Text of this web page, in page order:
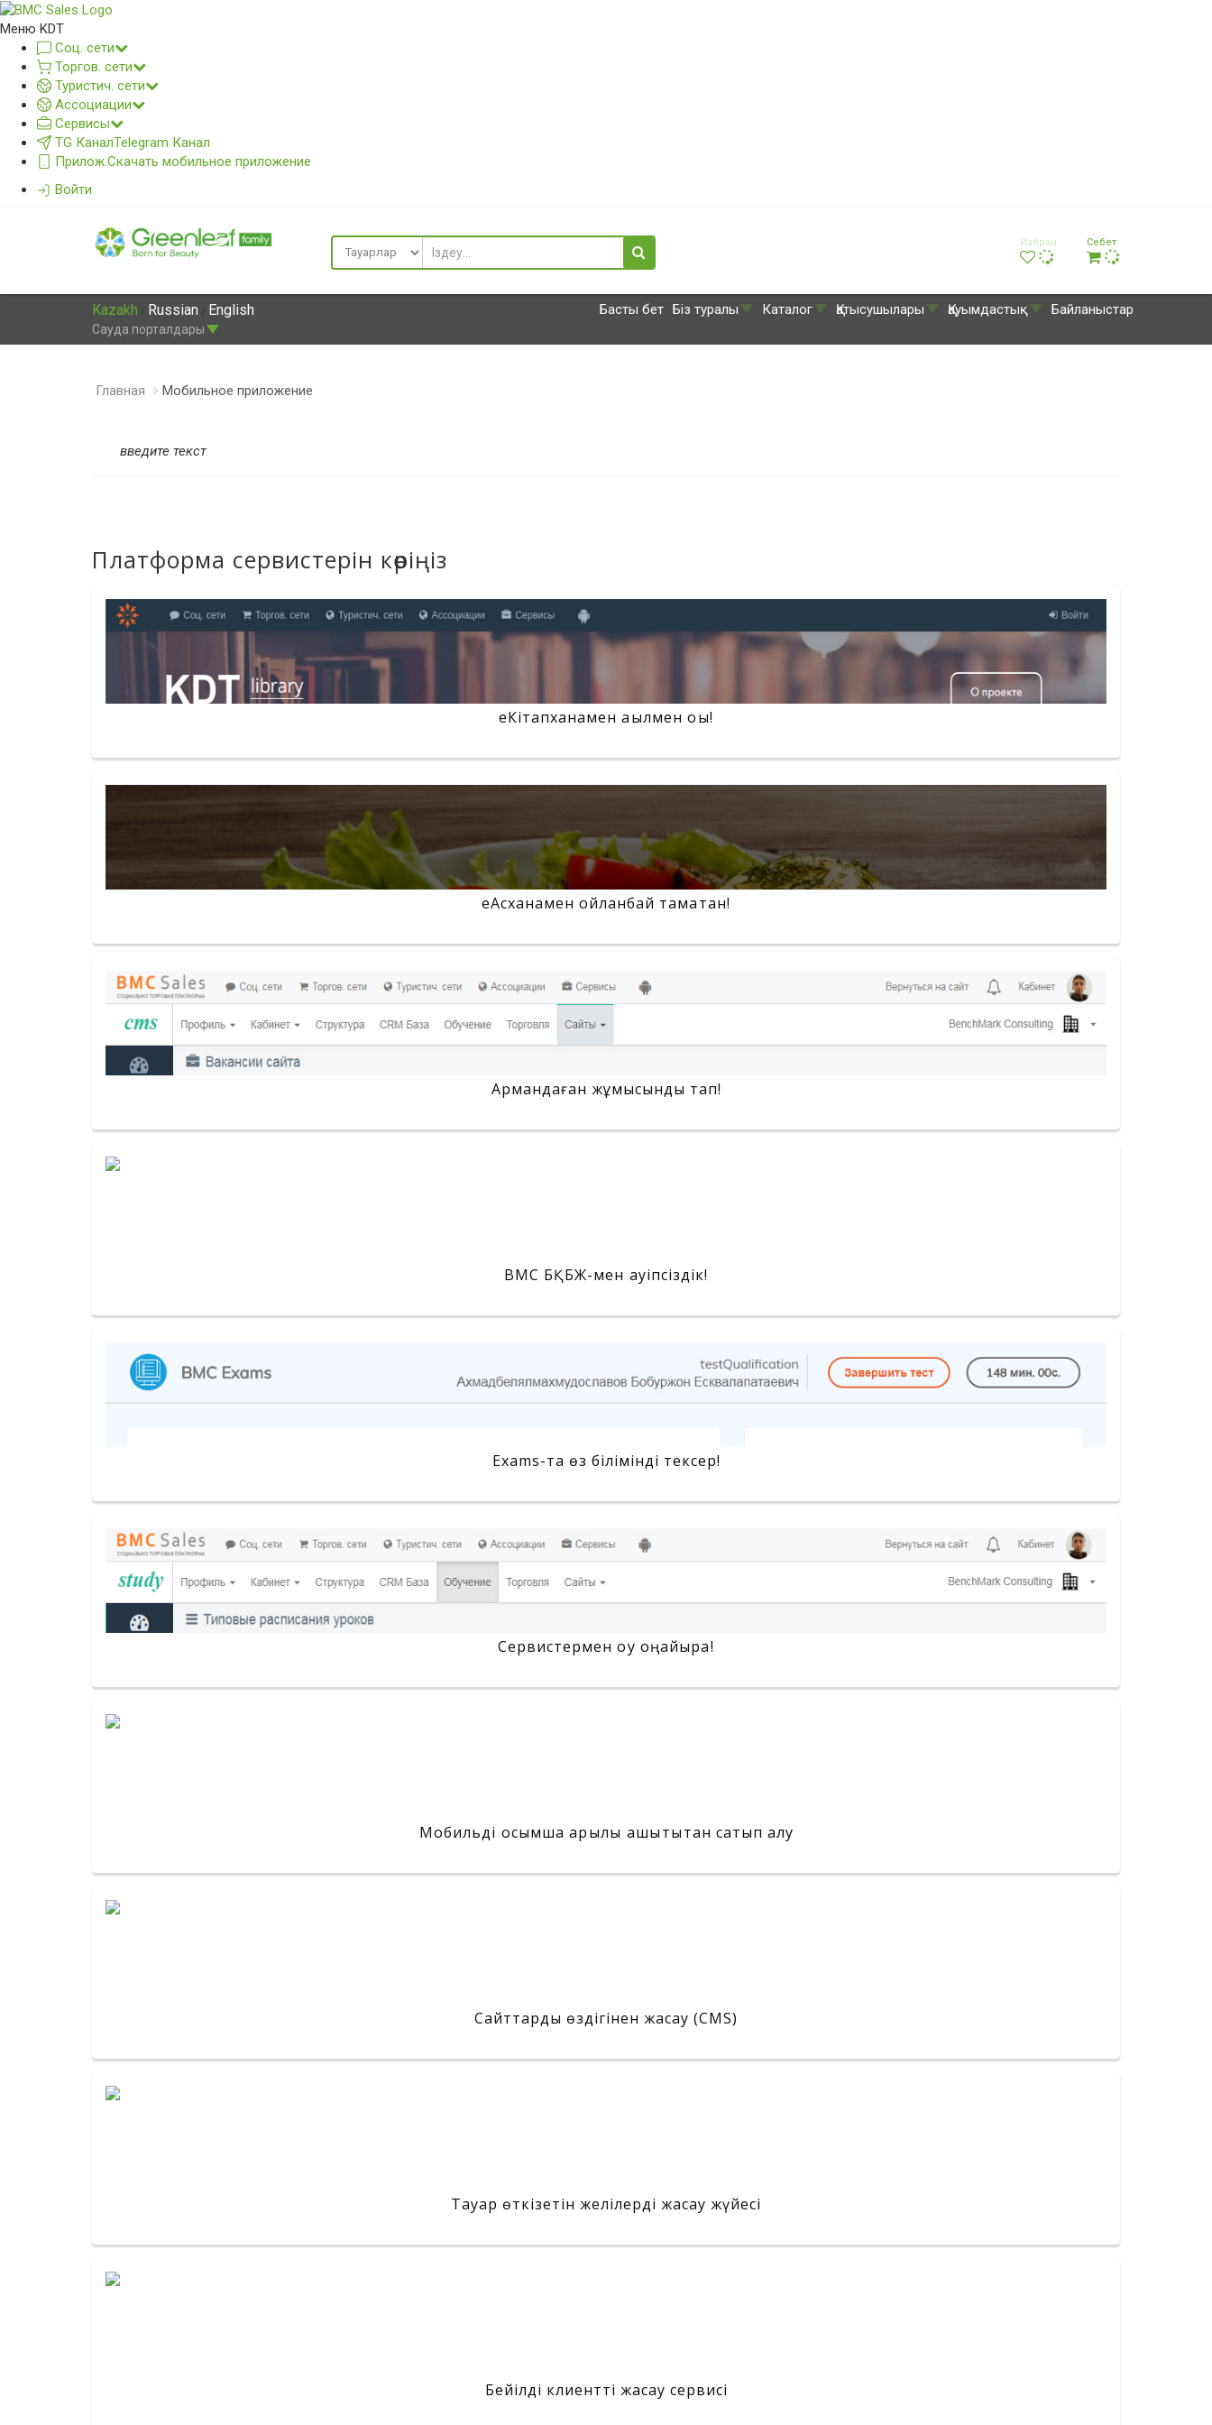
Меню KDT
Соц. сети
Торгов. сети
Туристич. сети
Ассоциации
Сервисы
TG КаналTelegram Канал
Прилож.Скачать мобильное приложение
Войти
Избран. Себет
Kazakh / Russian / English
Сауда порталдары
Басты бет Біз туралы Каталог Қатысушылары Қауымдастық Байланыстар
Главная Мобильное приложение
введите текст
Платформа сервистерін көріңіз
еКітапханамен ақылмен оқы!
еАсханамен ойланбай тамақтан!
Армандаған жұмысынды тап!
BMC БҚБЖ-мен қауіпсіздік!
Exams-та өз білімінді тексер!
Сервистермен оқу оңайырақ!
Мобильді қосымша арқылы қашықтықтан сатып алу
Сайттарды өздігінен жасау (CMS)
Тауар өткізетін желілерді жасау жүйесі
Бейілді клиентті жасау сервисі